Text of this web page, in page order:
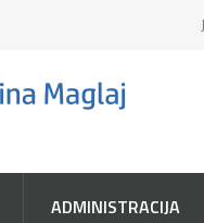
ADMINISTRACIJA